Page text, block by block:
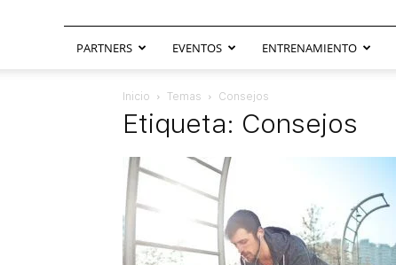
PARTNERS EVENTOS ENTRENAMIENTO
Inicio Temas Consejos
Etiqueta: Consejos